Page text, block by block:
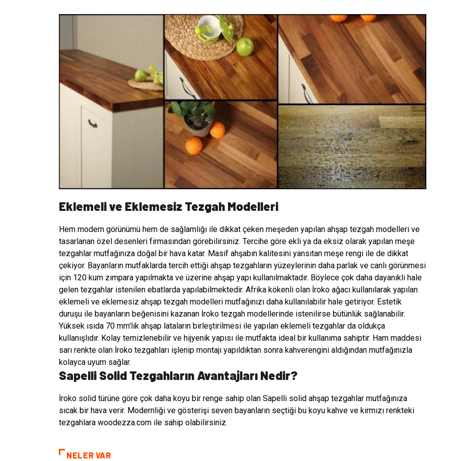
Eklemeli ve Eklemesiz Tezgah Modelleri
Hem modern görünümü hem de sağlamlığı ile dikkat çeken meşeden yapılan ahşap tezgah modelleri ve
tasarlanan özel desenleri firmasından görebilirsiniz. Tercihe göre ekli ya da eksiz olarak yapılan meşe
tezgahlar mutfağınıza doğal bir hava katar. Masif ahşabın kalitesini yansıtan meşe rengi ile de dikkat
çekiyor. Bayanların mutfaklarda tercih ettiği ahşap tezgahların yüzeylerinin daha parlak ve canlı görünmesi
için 120 kum zımpara yapılmakta ve üzerine ahşap yapı kullanılmaktadır. Böylece çok daha dayanıklı hale
gelen tezgahlar istenilen ebatlarda yapılabilmektedir. Afrika kökenli olan İroko ağacı kullanılarak yapılan
eklemeli ve eklemesiz ahşap tezgah modelleri mutfağınızı daha kullanılabilir hale getiriyor. Estetik
duruşu ile bayanların beğenisini kazanan İroko tezgah modellerinde istenilirse bütünlük sağlanabilir.
Yüksek ısıda 70 mm'lik ahşap lataların birleştirilmesi ile yapılan eklemeli tezgahlar da oldukça
kullanışlıdır. Kolay temizlenebilir ve hijyenik yapısı ile mutfakta ideal bir kullanıma sahiptir. Ham maddesi
sarı renkte olan İroko tezgahları işlenip montajı yapıldıktan sonra kahverengini aldığından mutfağınızla
kolayca uyum sağlar.
Sapelli Solid Tezgahların Avantajları Nedir?
İroko solid türüne göre çok daha koyu bir renge sahip olan Sapelli solid ahşap tezgahlar mutfağınıza
sıcak bir hava verir. Modernliği ve gösterişi seven bayanların seçtiği bu koyu kahve ve kırmızı renkteki
tezgahlara woodezza.com ile sahip olabilirsiniz.
NELER VAR